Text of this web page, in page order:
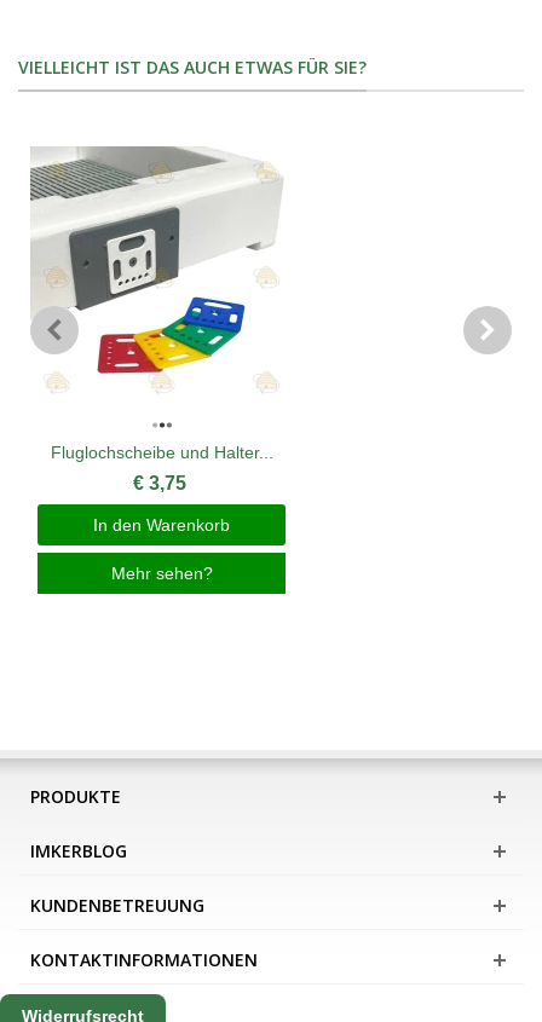
VIELLEICHT IST DAS AUCH ETWAS FÜR SIE?
Fluglochscheibe und Halter...
€ 3,75
In den Warenkorb
Mehr sehen?
PRODUKTE
IMKERBLOG
KUNDENBETREUUNG
KONTAKTINFORMATIONEN
Widerrufsrecht